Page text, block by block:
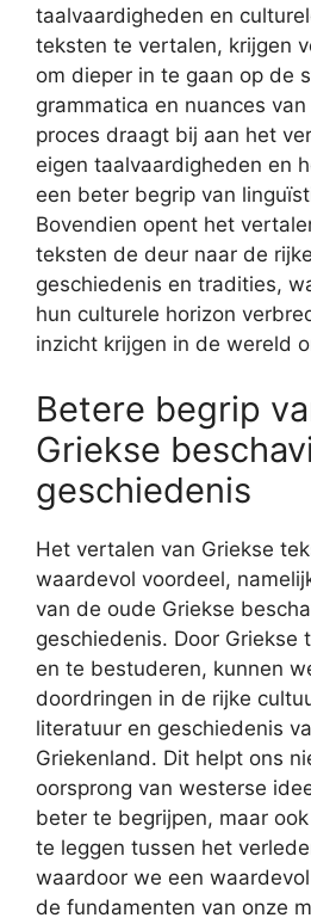
taalvaardigheden en
teksten te vertalen, krijgen
om dieper in te gaan op de
grammatica en nuances
proces draagt bij aan het
eigen taalvaardigheden en
een beter begrip van
Bovendien opent het
teksten de deur naar de
geschiedenis en tradities,
hun culturele horizon
inzicht krijgen in de wereld
Betere begrip
Griekse
geschiedenis
Het vertalen van Griekse
waardevol voordeel,
van de oude Griekse
geschiedenis. Door Griekse
en te bestuderen, kunnen
doordringen in de rijke
literatuur en geschiedenis
Griekenland. Dit helpt ons
oorsprong van westerse
beter te begrijpen, maar
te leggen tussen het
waardoor we een
de fundamenten van onze